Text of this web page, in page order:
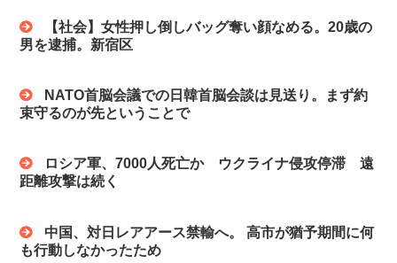
男を逮捕。新宿区
束守るのが先ということで
距離攻撃は続く
も行動しなかったため